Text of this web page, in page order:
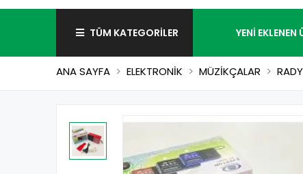
TÜM KATEGORİLER YENİ EKLENEN
ANA SAYFA ELEKTRONİK MÜZİKÇALAR